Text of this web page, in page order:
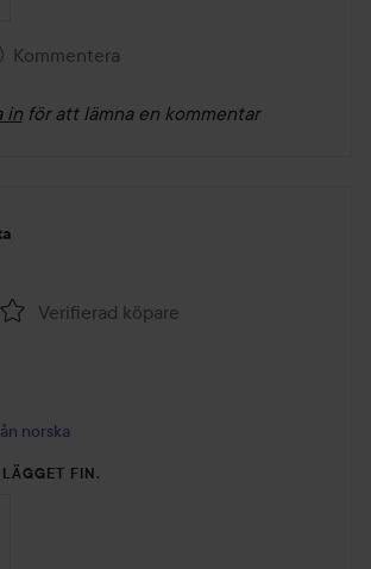
Kommentera
in för att lämna en kommentar
skapades 1 år
Verifierad köpare
norska
FIN.